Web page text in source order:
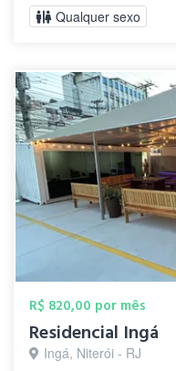
Qualquer sexo
R$ 820,00 por mês
Residencial Ingá
Ingá, Niterói - RJ